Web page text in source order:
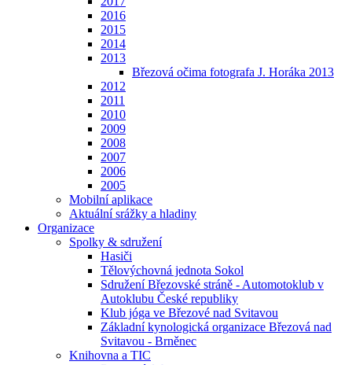
2016
2015
2014
2013
Březová očima fotografa J. Horáka 2013
2012
2011
2010
2009
2008
2007
2006
2005
Mobilní aplikace
Aktuální srážky a hladiny
Organizace
Spolky & sdružení
Hasiči
Tělovýchovná jednota Sokol
Sdružení Březovské stráně - Automotoklub v
Autoklubu České republiky
Klub jóga ve Březové nad Svitavou
Základní kynologická organizace Březová nad
Svitavou - Brněnec
Knihovna a TIC